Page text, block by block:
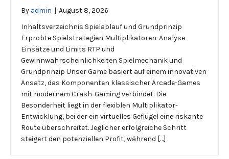
By admin | August 8, 2026
Inhaltsverzeichnis Spielablauf und Grundprinzip
Erprobte Spielstrategien Multiplikatoren-Analyse
Einsätze und Limits RTP und
Gewinnwahrscheinlichkeiten Spielmechanik und
Grundprinzip Unser Game basiert auf einem innovativen
Ansatz, das Komponenten klassischer Arcade-Games
mit modernem Crash-Gaming verbindet. Die
Besonderheit liegt in der flexiblen Multiplikator-
Entwicklung, bei der ein virtuelles Geflügel eine riskante
Route überschreitet. Jeglicher erfolgreiche Schritt
steigert den potenziellen Profit, während […]